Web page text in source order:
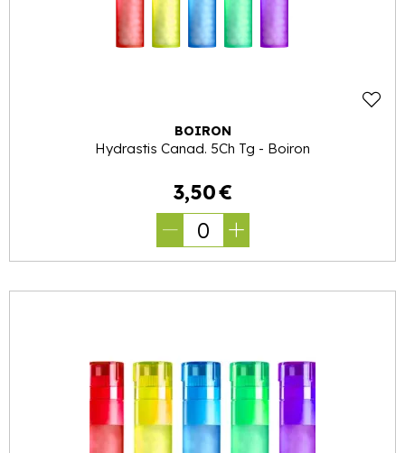
BOIRON
Hydrastis Canad. 5Ch Tg - Boiron
3,50€
0